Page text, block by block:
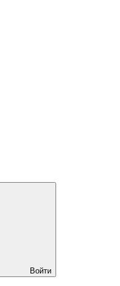
Войти